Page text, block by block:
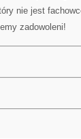
nie jest
zadowoleni!